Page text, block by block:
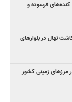
فرسوده و
نهال در بلوارهای
مرزهای زمینی کشور